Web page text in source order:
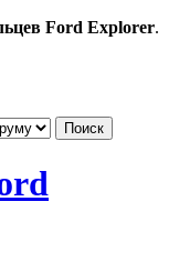
Ford Explorer.